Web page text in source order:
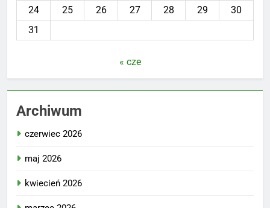
24
25 26 27 28 29
30
31
« cze
Archiwum
czerwiec 2026
maj 2026
kwiecień 2026